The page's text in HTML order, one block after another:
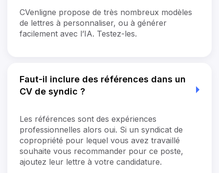
CVenligne propose de très nombreux modèles
de lettres à personnaliser, ou à générer
facilement avec l’IA. Testez-les.
Faut-il inclure des références dans un
CV de syndic ?
Les références sont des expériences
professionnelles alors oui. Si un syndicat de
copropriété pour lequel vous avez travaillé
souhaite vous recommander pour ce poste,
ajoutez leur lettre à votre candidature.